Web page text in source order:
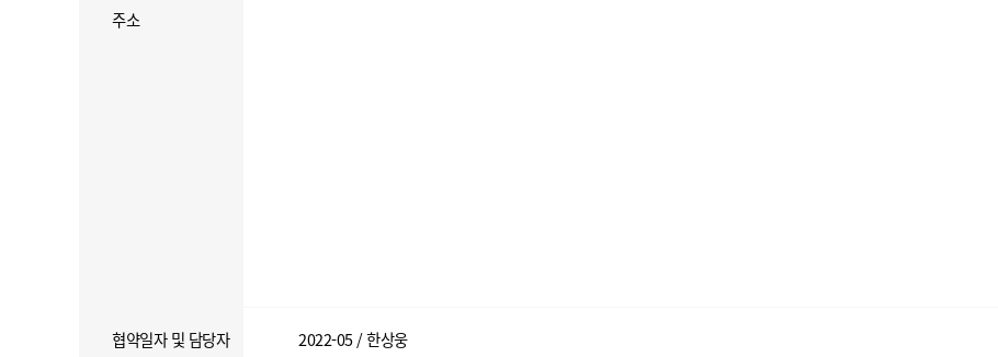
주소
협약일자 및 담당자 2022-05 / 한상웅